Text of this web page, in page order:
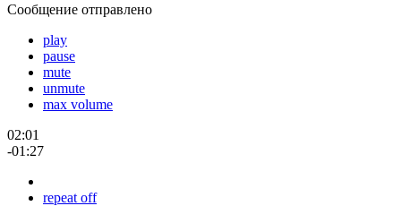
Сообщение отправлено
play
pause
mute
unmute
max volume
02:01
-01:27
repeat off